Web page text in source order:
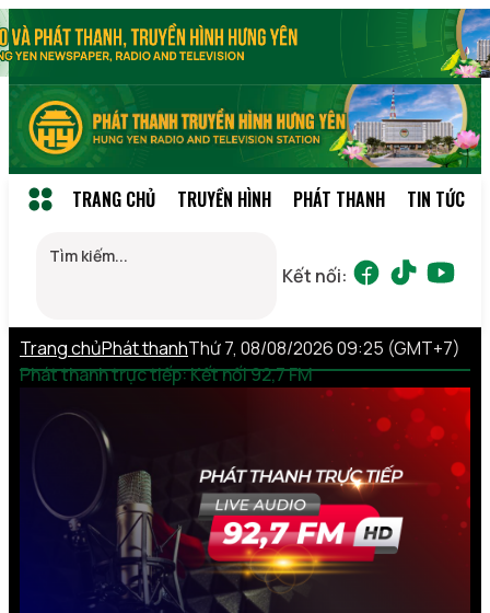
TRANG CHỦ TRUYỀN HÌNH PHÁT THANH TIN TỨC
Kết nối:
Trang chủPhát thanh
Phát thanh trực tiếp: Kết nối 92,7 FM
Thứ 7, 08/08/2026 09:25 (GMT+7)